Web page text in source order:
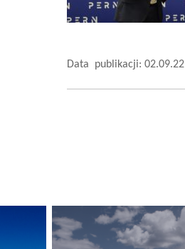
Data publikacji: 02.09.22